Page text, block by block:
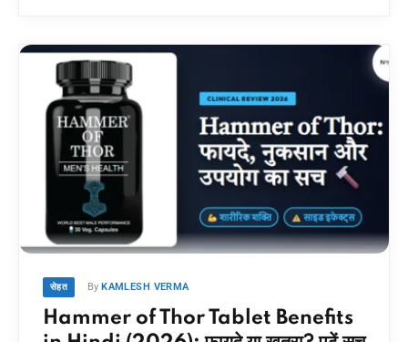
सेहत By KAMLESH VERMA
Hammer of Thor Tablet Benefits